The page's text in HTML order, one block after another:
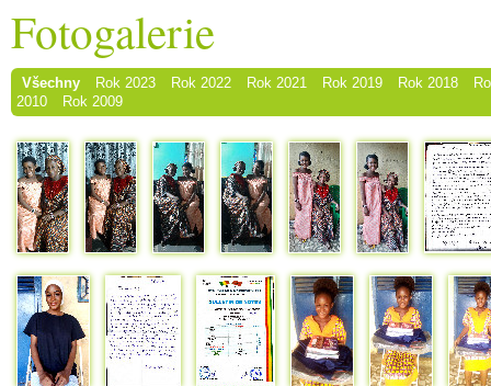
Fotogalerie
Všechny Rok 2023 Rok 2022 Rok 2021 Rok 2019 Rok 2018
2010
Rok 2009